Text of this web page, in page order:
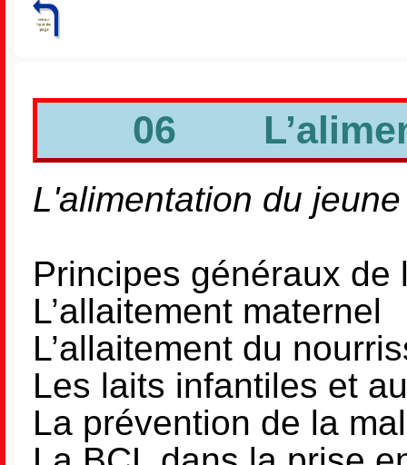
06
L'alimentation du
Principes généraux
L’allaitement
L’allaitement du
Les laits infantiles et
La prévention de la